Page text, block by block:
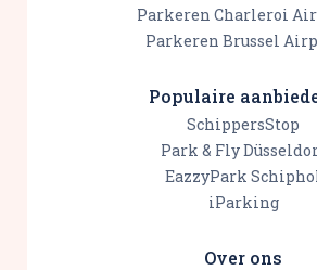
Parkeren Charleroi
Parkeren Brussel
Populaire
SchippersStop
Park & Fly
EazzyPark
iParking
Over ons